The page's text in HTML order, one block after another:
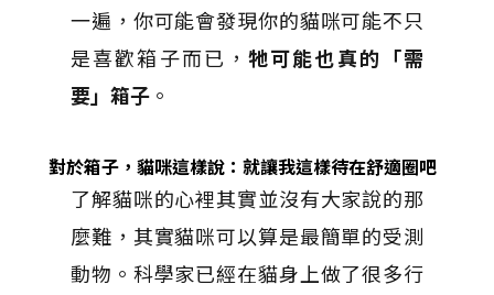
一遍，你可能會發現你的貓咪可能不只
是喜歡箱子而已，牠可能也真的「需
要」箱子 。
對於箱子，貓咪這樣說：就讓我這樣待在舒適圈吧
了解貓咪的心裡其實並沒有大家說的那
麼難，其實貓咪可以算是最簡單的受測
動物。科學家已經在貓身上做了很多行